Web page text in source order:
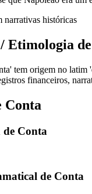
narrativas históricas
Etimologia de
tem origem no latim
financeiros,
Conta
de Conta
de Conta